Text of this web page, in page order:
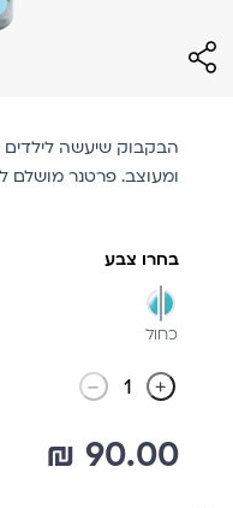
הבקבוק שיעשה
ומעוצב. פרטנר מושלם
בחרו צבע
מסומן
כחול
90.00
₪